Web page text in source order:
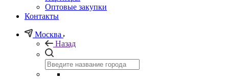
Оптовые закупки
Контакты
Москва
Назад